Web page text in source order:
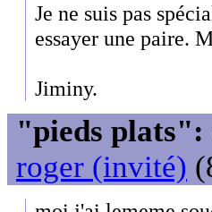
Je ne suis pas
essayer une paire.
Jiminy.
"pieds plats":
roger (invité)